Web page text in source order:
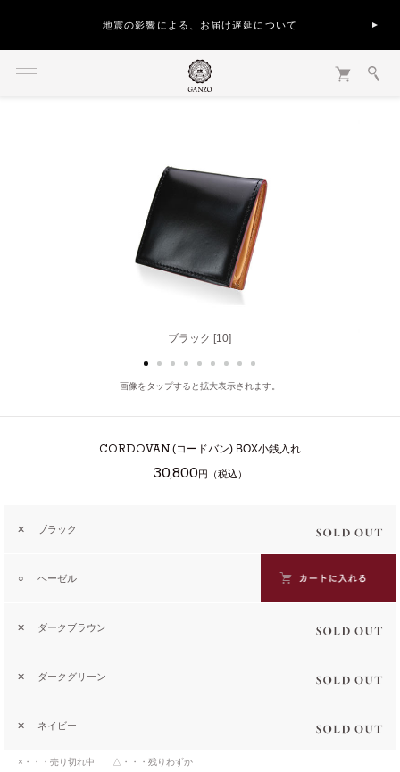
地震の影響による、お届け遅延について
ブラック [10]
ヘーゼル [50]
画像をタップすると拡大表示されます。
CORDOVAN (コードバン) BOX小銭入れ
30,800円（税込）
✕ ブラック
○ ヘーゼル
✕ ダークブラウン
✕ ダークグリーン
✕ ネイビー
×・・・売り切れ中 △・・・残りわずか